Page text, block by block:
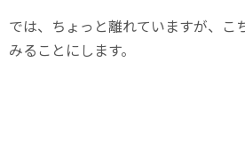
では、ちょっと離れていますが、こ
みることにします。